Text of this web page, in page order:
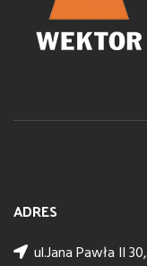
ADRES
ul.Jana Pawła II 30,